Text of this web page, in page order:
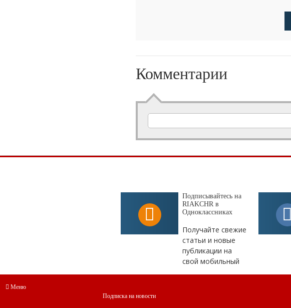
Комментарии
Подписывайтесь на
RIAKCHR в
Одноклассниках
Получайте свежие
статьи и новые
публикации на
свой мобильный
Меню
Подписка на новости